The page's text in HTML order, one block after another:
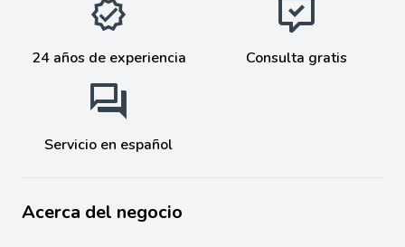
24 años de experiencia Consulta gratis
Servicio en español
Acerca del negocio